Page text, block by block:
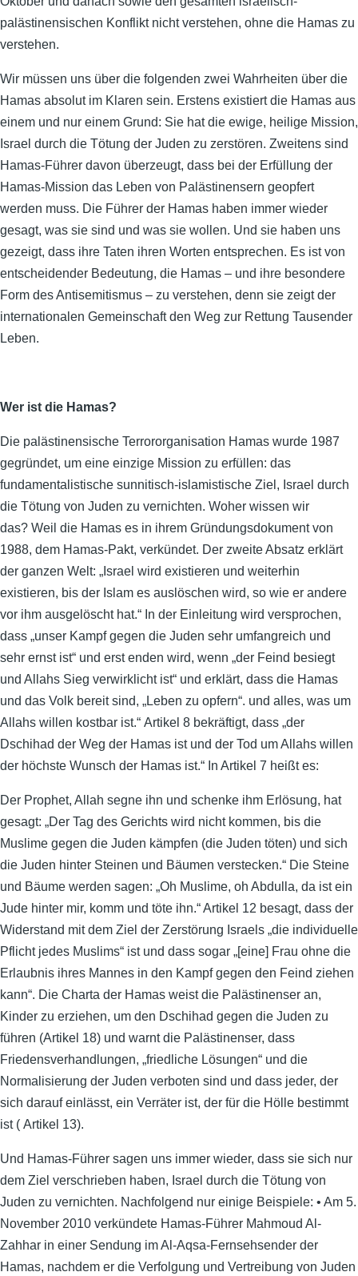
palästinensischen Konflikt nicht verstehen, ohne die Hamas zu
verstehen.
Wir müssen uns über die folgenden zwei Wahrheiten über die
Hamas absolut im Klaren sein. Erstens existiert die Hamas aus
einem und nur einem Grund: Sie hat die ewige, heilige Mission,
Israel durch die Tötung der Juden zu zerstören. Zweitens sind
Hamas-Führer davon überzeugt, dass bei der Erfüllung der
Hamas-Mission das Leben von Palästinensern geopfert
werden muss. Die Führer der Hamas haben immer wieder
gesagt, was sie sind und was sie wollen. Und sie haben uns
gezeigt, dass ihre Taten ihren Worten entsprechen. Es ist von
entscheidender Bedeutung, die Hamas – und ihre besondere
Form des Antisemitismus – zu verstehen, denn sie zeigt der
internationalen Gemeinschaft den Weg zur Rettung Tausender
Leben.
Wer ist die Hamas?
Die palästinensische Terrororganisation Hamas wurde 1987
gegründet, um eine einzige Mission zu erfüllen: das
fundamentalistische sunnitisch-islamistische Ziel, Israel durch
die Tötung von Juden zu vernichten. Woher wissen wir
das? Weil die Hamas es in ihrem Gründungsdokument von
1988, dem Hamas-Pakt, verkündet. Der zweite Absatz erklärt
der ganzen Welt: „Israel wird existieren und weiterhin
existieren, bis der Islam es auslöschen wird, so wie er andere
vor ihm ausgelöscht hat.“ In der Einleitung wird versprochen,
dass „unser Kampf gegen die Juden sehr umfangreich und
sehr ernst ist“ und erst enden wird, wenn „der Feind besiegt
und Allahs Sieg verwirklicht ist“ und erklärt, dass die Hamas
und das Volk bereit sind, „Leben zu opfern“. und alles, was um
Allahs willen kostbar ist.“ Artikel 8 bekräftigt, dass „der
Dschihad der Weg der Hamas ist und der Tod um Allahs willen
der höchste Wunsch der Hamas ist.“ In Artikel 7 heißt es:
Der Prophet, Allah segne ihn und schenke ihm Erlösung, hat
gesagt: „Der Tag des Gerichts wird nicht kommen, bis die
Muslime gegen die Juden kämpfen (die Juden töten) und sich
die Juden hinter Steinen und Bäumen verstecken.“ Die Steine
und Bäume werden sagen: „Oh Muslime, oh Abdulla, da ist ein
Jude hinter mir, komm und töte ihn.“ Artikel 12 besagt, dass der
Widerstand mit dem Ziel der Zerstörung Israels „die individuelle
Pflicht jedes Muslims“ ist und dass sogar „[eine] Frau ohne die
Erlaubnis ihres Mannes in den Kampf gegen den Feind ziehen
kann“. Die Charta der Hamas weist die Palästinenser an,
Kinder zu erziehen, um den Dschihad gegen die Juden zu
führen (Artikel 18) und warnt die Palästinenser, dass
Friedensverhandlungen, „friedliche Lösungen“ und die
Normalisierung der Juden verboten sind und dass jeder, der
sich darauf einlässt, ein Verräter ist, der für die Hölle bestimmt
ist ( Artikel 13).
Und Hamas-Führer sagen uns immer wieder, dass sie sich nur
dem Ziel verschrieben haben, Israel durch die Tötung von
Juden zu vernichten. Nachfolgend nur einige Beispiele: • Am 5.
November 2010 verkündete Hamas-Führer Mahmoud Al-
Zahhar in einer Sendung im Al-Aqsa-Fernsehsender der
Hamas, nachdem er die Verfolgung und Vertreibung von Juden